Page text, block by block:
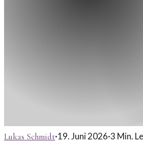
Lukas Schmidt·19. Juni 2026·3 Min.